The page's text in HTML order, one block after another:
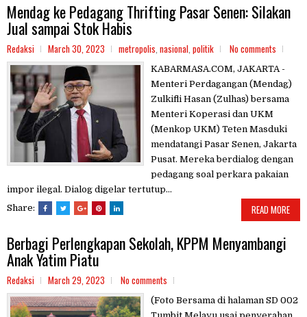
Mendag ke Pedagang Thrifting Pasar Senen: Silakan
Jual sampai Stok Habis
Redaksi March 30, 2023 metropolis, nasional, politik No comments
KABARMASA.COM, JAKARTA -
Menteri Perdagangan (Mendag)
Zulkifli Hasan (Zulhas) bersama
Menteri Koperasi dan UKM
(Menkop UKM) Teten Masduki
mendatangi Pasar Senen, Jakarta
Pusat. Mereka berdialog dengan
pedagang soal perkara pakaian
impor ilegal. Dialog digelar tertutup...
Share:
READ MORE
Berbagi Perlengkapan Sekolah, KPPM Menyambangi
Anak Yatim Piatu
Redaksi March 29, 2023 No comments
(Foto Bersama di halaman SD 002